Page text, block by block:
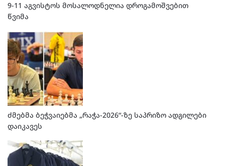
9-11 აგვისტოს მოსალოდნელია დროგამოშვებით
წვიმა
ძმებმა ბეჭვაიებმა „რაჭა-2026“-ზე საპრიზო ადგილები
დაიკავეს